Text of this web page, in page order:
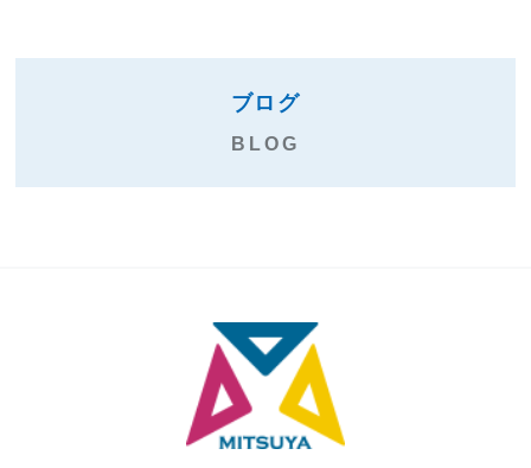
ブログ
BLOG